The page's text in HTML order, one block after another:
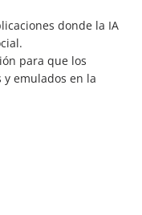
donde la IA
para que los
y emulados en la